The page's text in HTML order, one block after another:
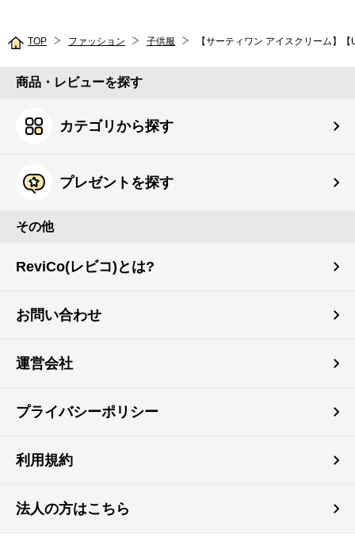
TOP ファッション 子供服
商品・レビューを探す
カテゴリから探す
プレゼントを探す
その他
ReviCo(レビコ)とは?
お問い合わせ
運営会社
プライバシーポリシー
利用規約
法人の方はこちら